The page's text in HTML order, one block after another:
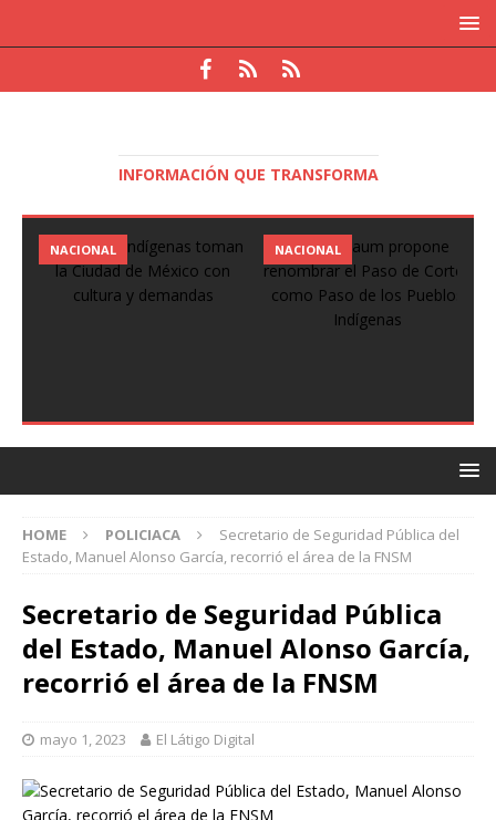
INFORMACIÓN QUE TRANSFORMA
NACIONAL NACIONAL
HOME POLICIACA
Secretario de Seguridad Pública del
Estado, Manuel Alonso García, recorrió el área de la FNSM
Secretario de Seguridad Pública
del Estado, Manuel Alonso García,
recorrió el área de la FNSM
mayo 1, 2023 El Látigo Digital